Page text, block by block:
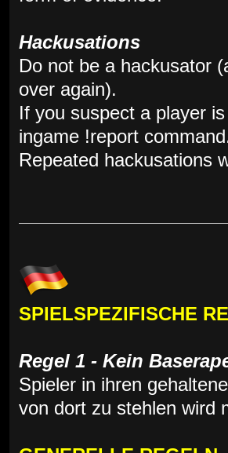
Hackusations
Do not be a hackusator
over again).
If you suspect a player
ingame !report
Repeated hackusations
SPIELSPEZIFISCHE
Regel 1 - Kein
Spieler in ihren
von dort zu stehlen wird